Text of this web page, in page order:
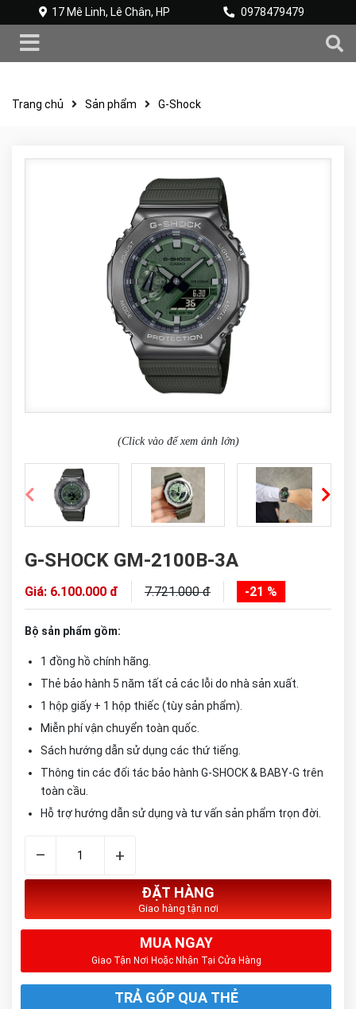
17 Mê Linh, Lê Chân, HP 0978479479
Trang chủ Sản phẩm G-Shock
(Click vào để xem ảnh lớn)
G-SHOCK GM-2100B-3A
Giá: 6.100.000 đ 7.721.000 đ -21 %
Bộ sản phẩm gồm:
1 đồng hồ chính hãng.
Thẻ bảo hành 5 năm tất cả các lỗi do nhà sản xuất.
1 hộp giấy + 1 hộp thiếc (tùy sản phẩm).
Miễn phí vận chuyển toàn quốc.
Sách hướng dẫn sử dụng các thứ tiếng.
Thông tin các đối tác bảo hành G-SHOCK & BABY-G trên
toàn cầu.
Hỗ trợ hướng dẫn sử dụng và tư vấn sản phẩm trọn đời.
– +
ĐẶT HÀNG
Giao hàng tận nơi
MUA NGAY
Giao Tận Nơi Hoặc Nhận Tại Cửa Hàng
TRẢ GÓP QUA THẺ